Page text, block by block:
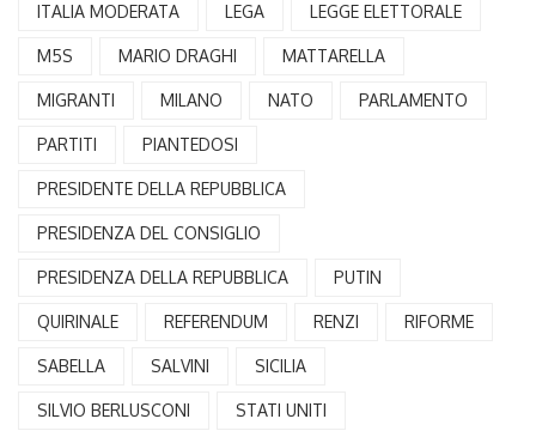
ITALIA MODERATA LEGA LEGGE ELETTORALE
M5S MARIO DRAGHI MATTARELLA
MIGRANTI MILANO NATO PARLAMENTO
PARTITI PIANTEDOSI
PRESIDENTE DELLA REPUBBLICA
PRESIDENZA DEL CONSIGLIO
PRESIDENZA DELLA REPUBBLICA PUTIN
QUIRINALE REFERENDUM RENZI RIFORME
SABELLA SALVINI SICILIA
SILVIO BERLUSCONI STATI UNITI